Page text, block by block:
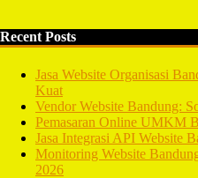
Recent Posts
Jasa Website Organisasi
Kuat
Vendor Website Bandung:
Pemasaran Online UMKM
Jasa Integrasi API Website
Monitoring Website
2026